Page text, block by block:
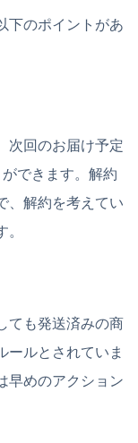
下のポイントがあ
次回のお届け予定
できます。解約
、解約を考えてい
ても発送済みの商
ールとされていま
早めのアクション